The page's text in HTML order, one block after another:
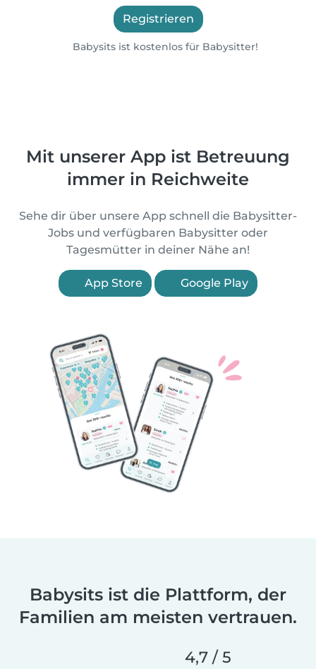
Registrieren
Babysits ist kostenlos für Babysitter!
Mit unserer App ist Betreuung
immer in Reichweite
Sehe dir über unsere App schnell die Babysitter-
Jobs und verfügbaren Babysitter oder
Tagesmütter in deiner Nähe an!
App Store Google Play
Babysits ist die Plattform, der
Familien am meisten vertrauen.
4,7 / 5